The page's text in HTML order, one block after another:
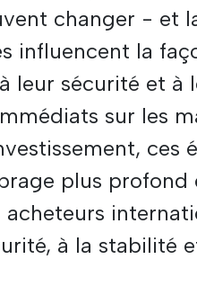
changer - et
influencent la
leur sécurité et à
sur les
ces
plus profond
à la stabilité